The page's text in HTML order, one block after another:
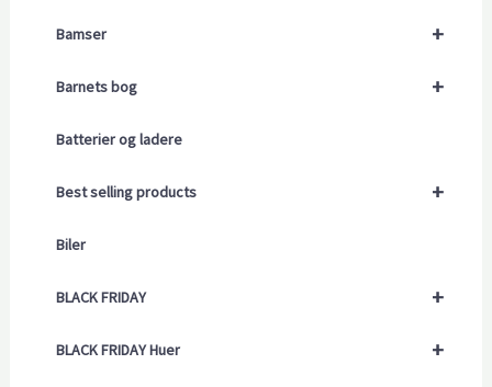
+
Bamser
+
Barnets bog
Batterier og ladere
+
Best selling products
Biler
+
BLACK FRIDAY
+
BLACK FRIDAY Huer